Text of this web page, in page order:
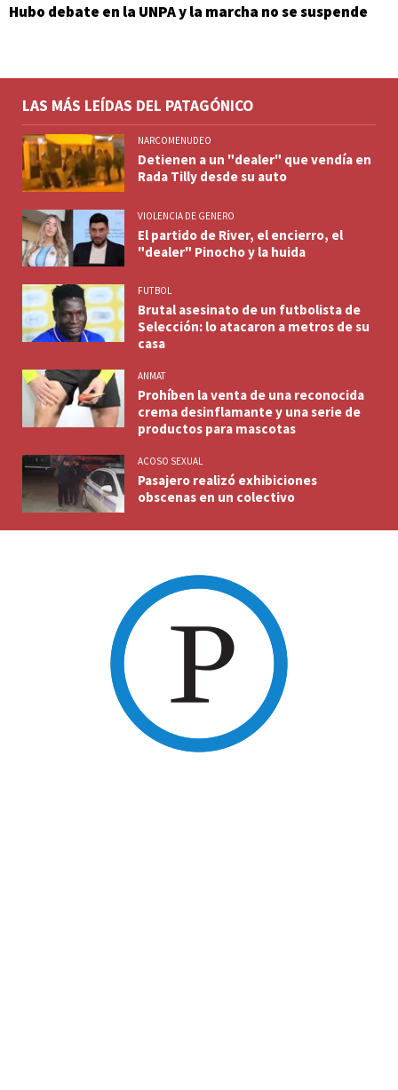
Hubo debate en la UNPA y la marcha no se suspende
LAS MÁS LEÍDAS DEL PATAGÓNICO
NARCOMENUDEO
Detienen a un "dealer" que vendía en
Rada Tilly desde su auto
VIOLENCIA DE GENERO
El partido de River, el encierro, el
"dealer" Pinocho y la huida
FUTBOL
Brutal asesinato de un futbolista de
Selección: lo atacaron a metros de su
casa
ANMAT
Prohíben la venta de una reconocida
crema desinflamante y una serie de
productos para mascotas
ACOSO SEXUAL
Pasajero realizó exhibiciones
obscenas en un colectivo